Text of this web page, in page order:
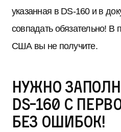
указанная в DS-160 и в
совпадать обязательно! В
США вы не получите.
Нужно
DS-160 с
без ошибок!